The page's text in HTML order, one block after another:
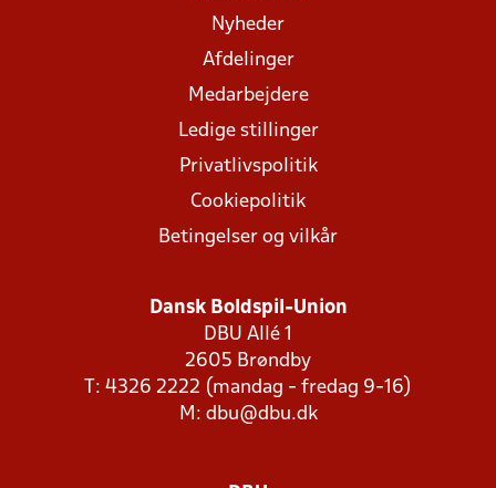
Nyheder
Afdelinger
Medarbejdere
Ledige stillinger
Privatlivspolitik
Cookiepolitik
Betingelser og vilkår
Dansk Boldspil-Union
DBU Allé 1
2605 Brøndby
T: 4326 2222 (mandag - fredag 9-16)
M: dbu@dbu.dk